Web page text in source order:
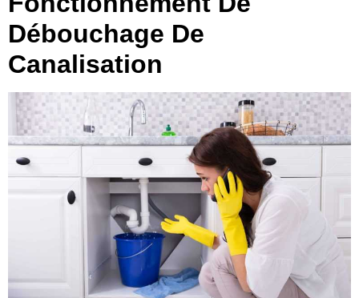
Débouchage De
Canalisation